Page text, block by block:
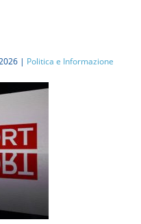
| Politica e Informazione